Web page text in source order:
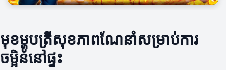
មុខម្ហូបត្រីសុខភាពណែនាំសម្រាប់ការ
ចម្អិននៅផ្ទះ